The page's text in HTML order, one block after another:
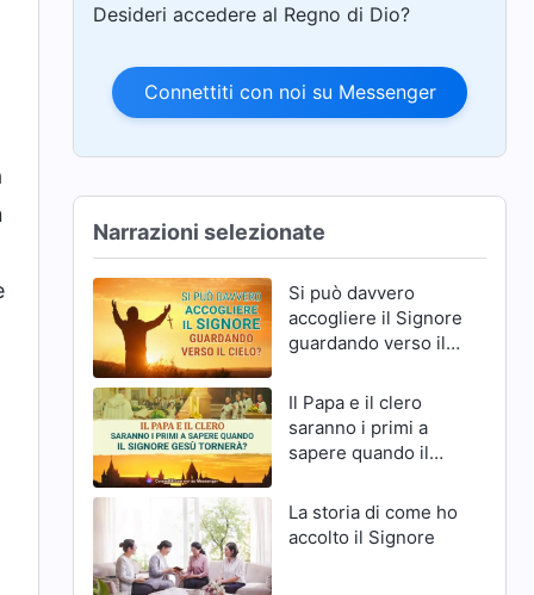
Desideri accedere al Regno di Dio?
Connettiti con noi su Messenger
Narrazioni selezionate
Si può davvero
accogliere il Signore
guardando verso il
Il Papa e il clero
saranno i primi a
sapere quando il
tornerà?
La storia di come ho
accolto il Signore